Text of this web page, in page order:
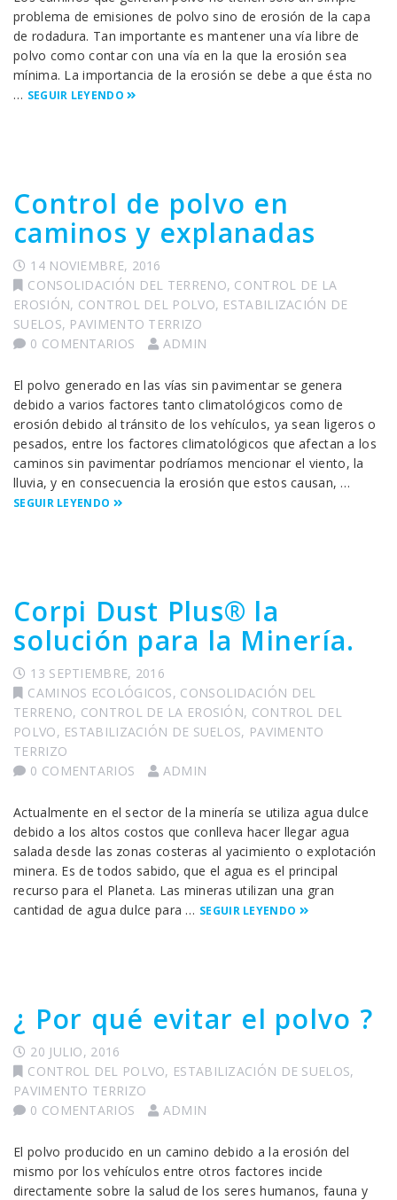
problema de emisiones de polvo sino de erosión de la capa
de rodadura. Tan importante es mantener una vía libre de
polvo como contar con una vía en la que la erosión sea
mínima. La importancia de la erosión se debe a que ésta no
… SEGUIR LEYENDO
Control de polvo en
caminos y explanadas
14 NOVIEMBRE, 2016
CONSOLIDACIÓN DEL TERRENO, CONTROL DE LA
EROSIÓN, CONTROL DEL POLVO, ESTABILIZACIÓN DE
SUELOS, PAVIMENTO TERRIZO
0 COMENTARIOS
ADMIN
El polvo generado en las vías sin pavimentar se genera
debido a varios factores tanto climatológicos como de
erosión debido al tránsito de los vehículos, ya sean ligeros o
pesados, entre los factores climatológicos que afectan a los
caminos sin pavimentar podríamos mencionar el viento, la
lluvia, y en consecuencia la erosión que estos causan, …
SEGUIR LEYENDO
Corpi Dust Plus® la
solución para la Minería.
13 SEPTIEMBRE, 2016
CAMINOS ECOLÓGICOS, CONSOLIDACIÓN DEL
TERRENO, CONTROL DE LA EROSIÓN, CONTROL DEL
POLVO, ESTABILIZACIÓN DE SUELOS, PAVIMENTO
TERRIZO
0 COMENTARIOS
ADMIN
Actualmente en el sector de la minería se utiliza agua dulce
debido a los altos costos que conlleva hacer llegar agua
salada desde las zonas costeras al yacimiento o explotación
minera. Es de todos sabido, que el agua es el principal
recurso para el Planeta. Las mineras utilizan una gran
cantidad de agua dulce para … SEGUIR LEYENDO
¿ Por qué evitar el polvo ?
20 JULIO, 2016
CONTROL DEL POLVO, ESTABILIZACIÓN DE SUELOS,
PAVIMENTO TERRIZO
0 COMENTARIOS
ADMIN
El polvo producido en un camino debido a la erosión del
mismo por los vehículos entre otros factores incide
directamente sobre la salud de los seres humanos, fauna y